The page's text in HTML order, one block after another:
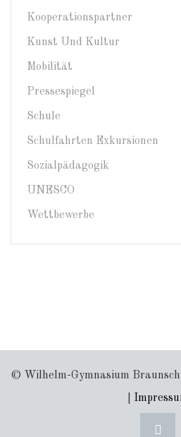
Kooperationspartner
Kunst Und Kultur
Mobilität
Pressespiegel
Schule
Schulfahrten Exkursionen
Sozialpädagogik
UNESCO
Wettbewerbe
© Wilhelm-Gymnasium